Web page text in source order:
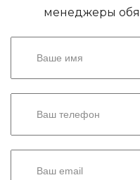
менеджеры